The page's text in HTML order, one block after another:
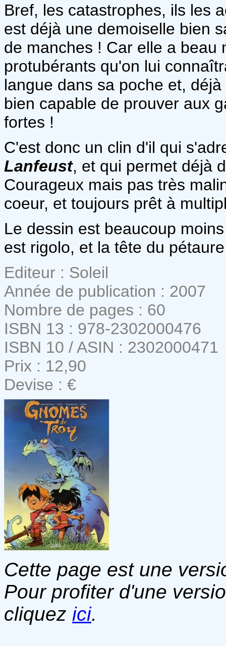
Bref, les catastrophes, ils les
est déjà une demoiselle bien
de manches ! Car elle a beau
protubérants qu'on lui
langue dans sa poche et,
bien capable de prouver aux
fortes !
C'est donc un clin d'il qui
Lanfeust, et qui permet déjà
Courageux mais pas très
coeur, et toujours prêt à
Le dessin est beaucoup
est rigolo, et la tête du
Editeur : Soleil
Année de publication : 2007
Nombre de pages : 60
ISBN 13 : 978-2302000476
ISBN 10 / ASIN : 2302000471
Prix : 12,90
Devise : €
Cette page est une
Pour profiter d'une
cliquez ici.